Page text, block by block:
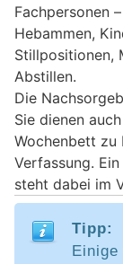
Fachpersonen
Hebammen,
Stillpositionen,
Abstillen.
Die
Sie dienen
Wochenbett zu
Verfassung.
steht dabei im
Tipp:
Einige